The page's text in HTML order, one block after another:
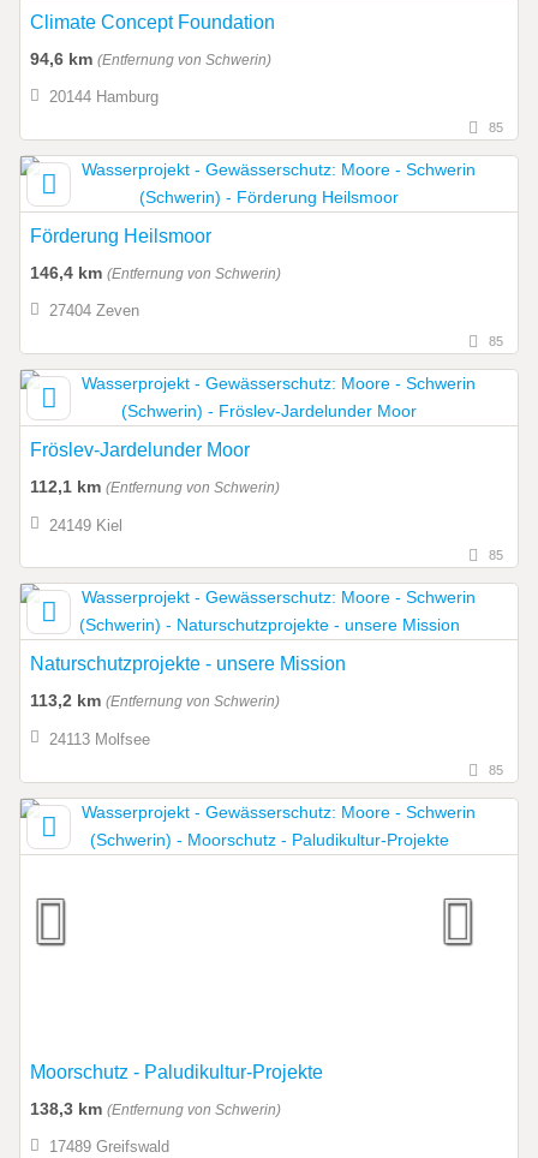
Climate Concept Foundation
94,6 km (Entfernung von Schwerin)
20144 Hamburg
85
Förderung Heilsmoor
146,4 km (Entfernung von Schwerin)
27404 Zeven
85
Fröslev-Jardelunder Moor
112,1 km (Entfernung von Schwerin)
24149 Kiel
85
Naturschutzprojekte - unsere Mission
113,2 km (Entfernung von Schwerin)
24113 Molfsee
85
Moorschutz - Paludikultur-Projekte
138,3 km (Entfernung von Schwerin)
17489 Greifswald